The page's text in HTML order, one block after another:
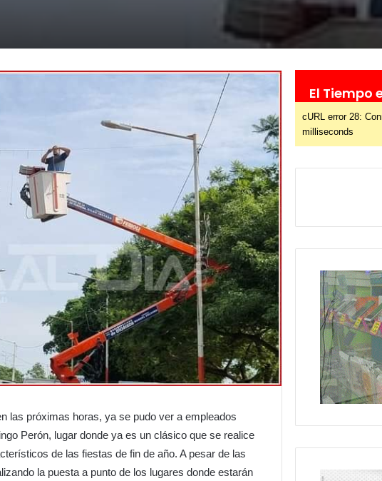
las próximas horas, ya se pudo ver a empleados
Perón, lugar donde ya es un clásico que se realice
de las fiestas de fin de año. A pesar de las
la puesta a punto de los lugares donde estarán
El Tiempo
cURL error 28:
milliseconds